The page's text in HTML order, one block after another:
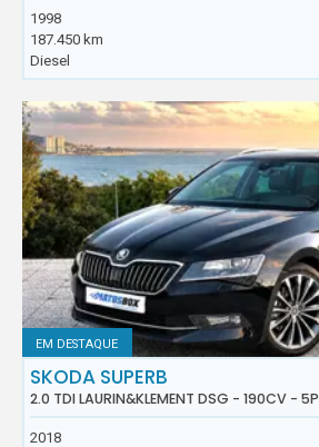
1998
187.450 km
Diesel
EM DESTAQUE
SKODA SUPERB
2.0 TDI LAURIN&KLEMENT DSG - 190CV - 5P
2018